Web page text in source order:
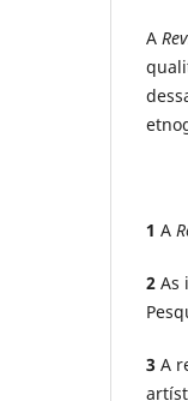
A
1 A
2 As
3 A